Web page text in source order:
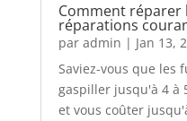
Comment réparer
réparations
par admin | Jan 13,
Saviez-vous que les
gaspiller jusqu'à 4 à
et vous coûter